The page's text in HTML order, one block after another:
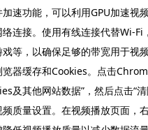
速功能，可以利用GPU加速视
连接。使用有线连接代替Wi-Fi
等，以确保足够的带宽用于视频
器缓存和Cookies。点击
及其他网站数据”，然后点击“
质量设置。在视频播放页面，